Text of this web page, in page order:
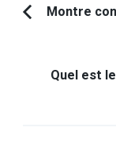
Article
Montre
Quel est